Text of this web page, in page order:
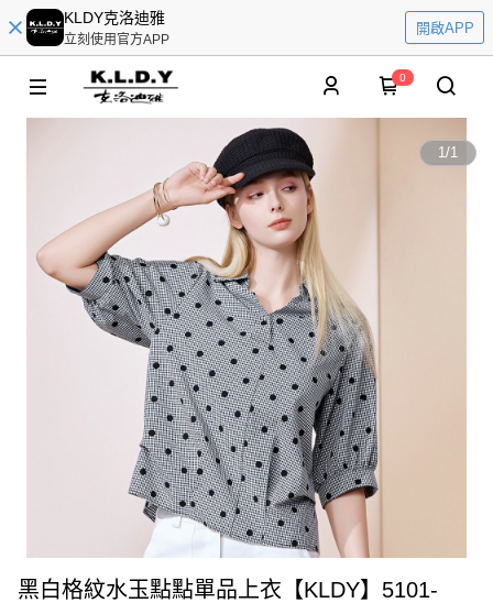
KLDY克洛迪雅
立刻使用官方APP
開啟APP
0
1/1
黑白格紋水玉點點單品上衣【KLDY】5101-